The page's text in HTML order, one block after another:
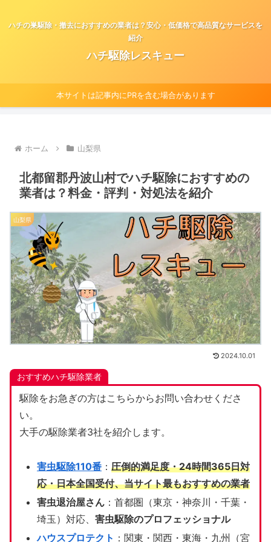
ハチの巣駆除・撤去におすすめの業者は？安心・低価格で高品質なサービスを
紹介
ハチ駆除レスキュー
本サイトは記事内にPRを含む場合があります
ホーム 山梨県
北都留郡丹波山村でハチ駆除におすすめの
業者は？料金・評判・対処法を紹介
山梨県
2024.10.01
おすすめハチ駆除業者
駆除をお急ぎの方はこちらからお問い合わせくださ
い。
大手の駆除業者3社を紹介します。
害虫駆除110番： 圧倒的満足度・24時間365日対
応・日本全国受付、当サイト最もおすすめの業者
害虫退治屋さん：首都圏（東京・神奈川・千葉・
埼玉）対応、 害虫駆除のプロフェッショナル
ハウスプロテクト ：関東・関西・東海・九州（宮